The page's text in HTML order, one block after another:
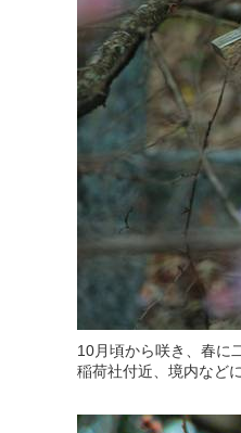
10月頃から咲き、春に
稲荷社付近、境内など